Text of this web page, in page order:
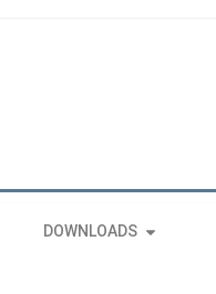
DOWNLOADS